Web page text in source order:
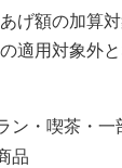
げ額の加算
適用対象外
ン・喫茶・一
品